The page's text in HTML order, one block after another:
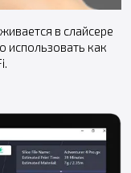
в слайсере
как